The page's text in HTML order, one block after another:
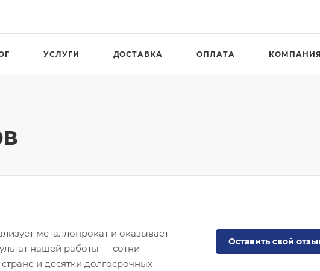
УСЛУГИ ДОСТАВКА ОПЛАТА
металлопрокат и оказывает
нашей работы — сотни
и десятки долгосрочных
Оставить свой